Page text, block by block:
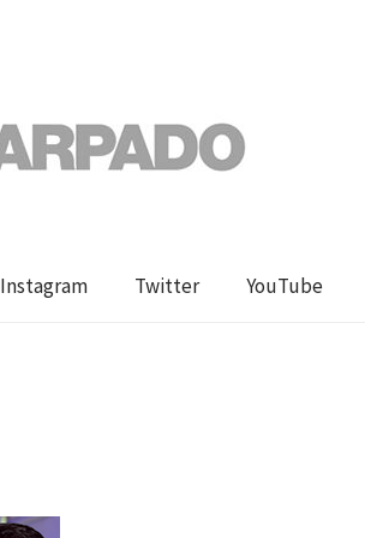
Instagram Twitter YouTube